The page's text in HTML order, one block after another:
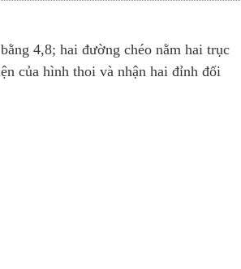
4,8; hai đường chéo nằm hai trục
của hình thoi và nhận hai đỉnh đối